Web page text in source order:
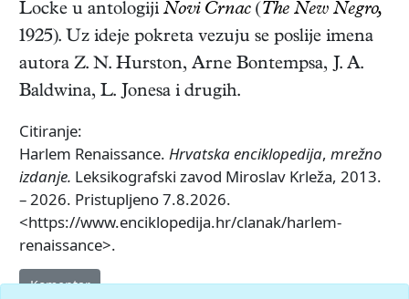
Locke u antologiji Novi Crnac (The New Negro,
1925). Uz ideje pokreta vezuju se poslije imena
autora Z. N. Hurston, Arne Bontempsa, J. A.
Baldwina, L. Jonesa i drugih.
Citiranje:
Harlem Renaissance. Hrvatska enciklopedija, mrežno
izdanje. Leksikografski zavod Miroslav Krleža, 2013.
– 2026. Pristupljeno 7.8.2026.
<https://www.enciklopedija.hr/clanak/harlem-
renaissance>.
Komentar